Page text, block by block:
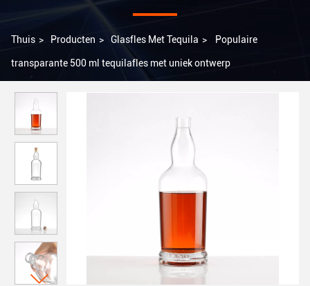
Thuis > Producten > Glasfles Met Tequila > Populaire
transparante 500 ml tequilafles met uniek ontwerp